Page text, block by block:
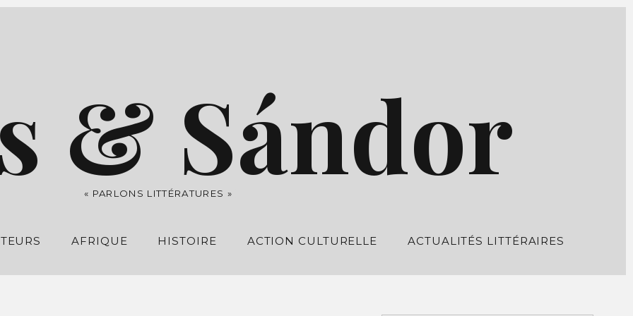
& Sándor
« PARLONS LITTÉRATURES »
AFRIQUE HISTOIRE ACTION CULTURELLE ACTUALITÉS LITTÉRAIRES